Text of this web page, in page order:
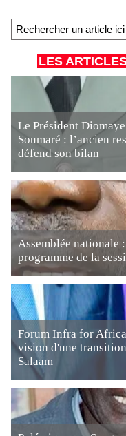
LES
Le Président
Soumaré : l’ancien
défend son bilan
Assemblée nationale
programme de la
Forum Infra for
vision d'une
Salaam